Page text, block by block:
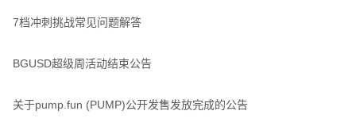
7档冲刺挑战常见问题解答
BGUSD超级周活动结束公告
关于pump.fun (PUMP)公开发售发放完成的公告